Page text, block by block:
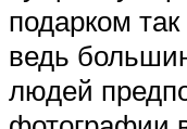
подарком
ведь
людей